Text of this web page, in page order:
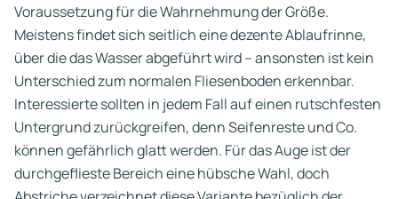
Voraussetzung für die Wahrnehmung der Größe.
Meistens findet sich seitlich eine dezente Ablaufrinne,
über die das Wasser abgeführt wird – ansonsten ist kein
Unterschied zum normalen Fliesenboden erkennbar.
Interessierte sollten in jedem Fall auf einen rutschfesten
Untergrund zurückgreifen, denn Seifenreste und Co.
können gefährlich glatt werden. Für das Auge ist der
durchgeflieste Bereich eine hübsche Wahl, doch